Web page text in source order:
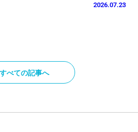
2026.07.23
すべての記事へ